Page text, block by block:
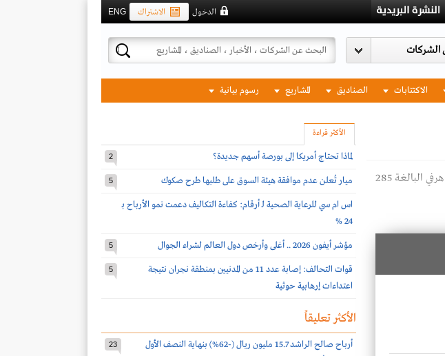
ENG الاشتراك الدخول
الاكتتابات الصناديق المشاريع رسوم بيانية
أحد مطاعم شركة هرفي للخدمات الغذائية قالت شركة المتحدة للأوراق المالية، إن إيرادات شركة هرفي البالغة 285
الأكثر قراءة
لماذا تحتاج أمريكا إلى بورصة أسهم جديدة؟ 2
ميار تُعلن عدم موافقة هيئة السوق على طلبها طرح صكوك 5
اس ام سي للرعاية الصحية لـ أرقام: كفاءة التكاليف دعمت نمو الأرباح بـ
24 %
مؤشر أيفون 2026 .. أغلى وأرخص دول العالم لشراء الجوال 5
قوات التحالف: إصابة عدد 11 من المدنيين بمنطقة نجران نتيجة
اعتداءات إرهابية حوثية
5
الأكثر تعليقاً
أرباح صالح الراشد 15.7 مليون ريال (-62%) بنهاية النصف الأول
23